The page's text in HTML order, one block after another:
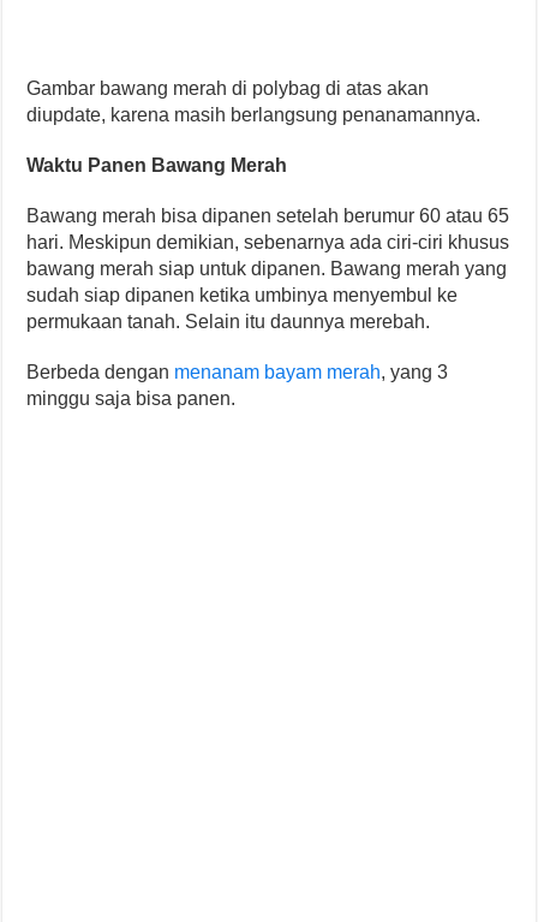
Gambar bawang merah di polybag di atas akan
diupdate, karena masih berlangsung penanamannya.
Waktu Panen Bawang Merah
Bawang merah bisa dipanen setelah berumur 60 atau 65
hari. Meskipun demikian, sebenarnya ada ciri-ciri khusus
bawang merah siap untuk dipanen. Bawang merah yang
sudah siap dipanen ketika umbinya menyembul ke
permukaan tanah. Selain itu daunnya merebah.
Berbeda dengan menanam bayam merah, yang 3
minggu saja bisa panen.